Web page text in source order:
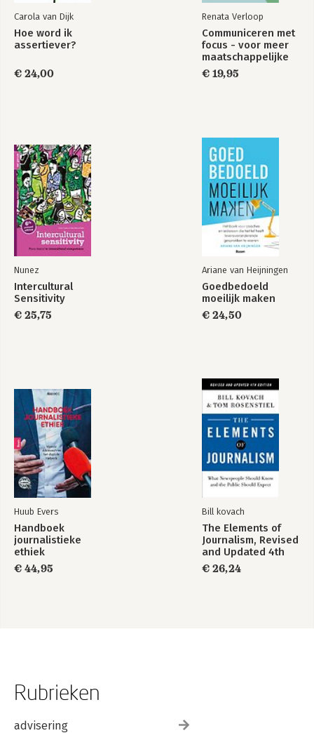
Een leven lang
schrijven
Je weg in de wereld
Opdrachten
Statusupdate
Persoonsregister
Trefwoordenregister
Carola van Dijk
Hoe word ik
assertiever?
€ 24,00
Renata Verloop
Communiceren met
focus - voor meer
maatschappelijke
impact
€ 19,95
Nunez
Intercultural
Sensitivity
€ 25,75
Ariane van Heijningen
Goedbedoeld
moeilijk maken
€ 24,50
Huub Evers
Handboek
journalistieke
ethiek
€ 44,95
Bill kovach
The Elements of
Journalism, Revised
and Updated 4th
Edition
€ 26,24
Rubrieken
advisering